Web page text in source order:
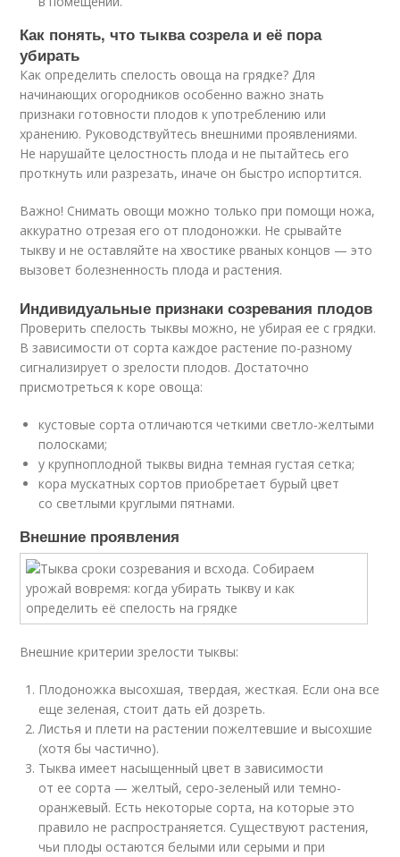
Как понять, что тыква созрела и её пора
убирать
Как определить спелость овоща на грядке? Для
начинающих огородников особенно важно знать
признаки готовности плодов к употреблению или
хранению. Руководствуйтесь внешними проявлениями.
Не нарушайте целостность плода и не пытайтесь его
проткнуть или разрезать, иначе он быстро испортится.
Важно! Снимать овощи можно только при помощи ножа,
аккуратно отрезая его от плодоножки. Не срывайте
тыкву и не оставляйте на хвостике рваных концов — это
вызовет болезненность плода и растения.
Индивидуальные признаки созревания плодов
Проверить спелость тыквы можно, не убирая ее с грядки.
В зависимости от сорта каждое растение по-разному
сигнализирует о зрелости плодов. Достаточно
присмотреться к коре овоща:
кустовые сорта отличаются четкими светло-желтыми
полосками;
у крупноплодной тыквы видна темная густая сетка;
кора мускатных сортов приобретает бурый цвет
со светлыми круглыми пятнами.
Внешние проявления
Внешние критерии зрелости тыквы:
Плодоножка высохшая, твердая, жесткая. Если она все
еще зеленая, стоит дать ей дозреть.
Листья и плети на растении пожелтевшие и высохшие
(хотя бы частично).
Тыква имеет насыщенный цвет в зависимости
от ее сорта — желтый, серо-зеленый или темно-
оранжевый. Есть некоторые сорта, на которые это
правило не распространяется. Существуют растения,
чьи плоды остаются белыми или серыми и при